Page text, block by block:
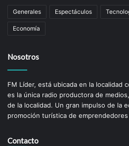
Generales Espectáculos
Economía
Nosotros
FM Líder, está ubicada en la localidad
es la única radio productora de
de la localidad. Un gran impulso de la
promoción turística de
Contacto